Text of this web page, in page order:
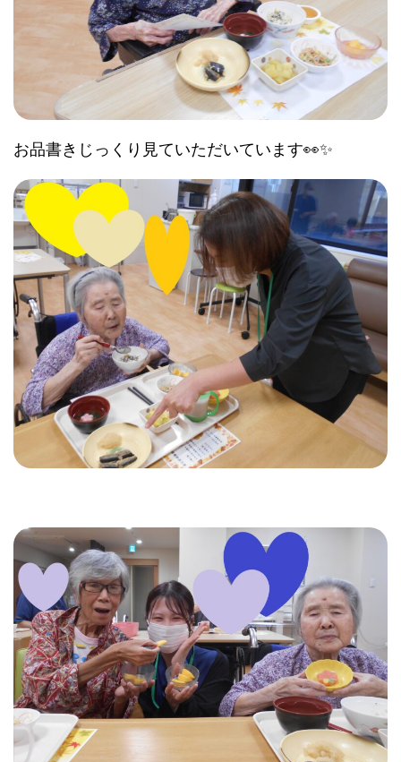
お品書きじっくり見ていただいています👀✨